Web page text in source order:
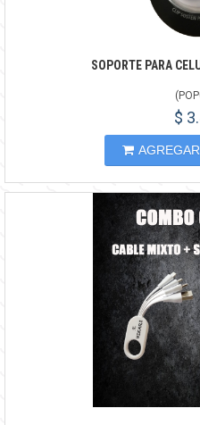
SOPORTE PARA
(
$